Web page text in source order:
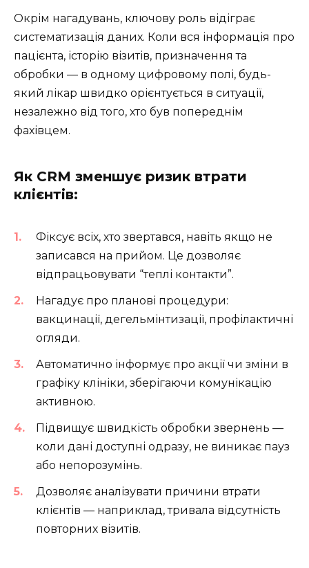
Окрім нагадувань, ключову роль відіграє
систематизація даних. Коли вся інформація про
пацієнта, історію візитів, призначення та
обробки — в одному цифровому полі, будь-
який лікар швидко орієнтується в ситуації,
незалежно від того, хто був попереднім
фахівцем.
Як CRM зменшує ризик втрати
клієнтів:
Фіксує всіх, хто звертався, навіть якщо не
записався на прийом. Це дозволяє
відпрацьовувати “теплі контакти”.
Нагадує про планові процедури:
вакцинації, дегельмінтизації, профілактичні
огляди.
Автоматично інформує про акції чи зміни в
графіку клініки, зберігаючи комунікацію
активною.
Підвищує швидкість обробки звернень —
коли дані доступні одразу, не виникає пауз
або непорозумінь.
Дозволяє аналізувати причини втрати
клієнтів — наприклад, тривала відсутність
повторних візитів.